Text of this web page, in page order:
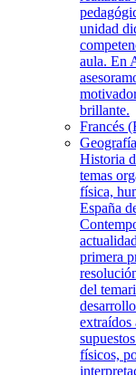
unidad
aula. En
brillante.
Francés
Historia
temas
física,
España
primera
del
extraídos
físicos,